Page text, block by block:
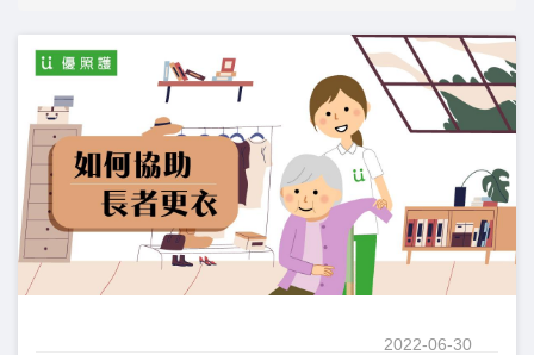
2022-06-30